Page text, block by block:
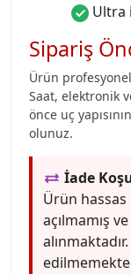
Ultra
Sipariş
Ürün
Saat, elektronik
önce uç
olunuz.
İade
Ürün hassas
açılmamış